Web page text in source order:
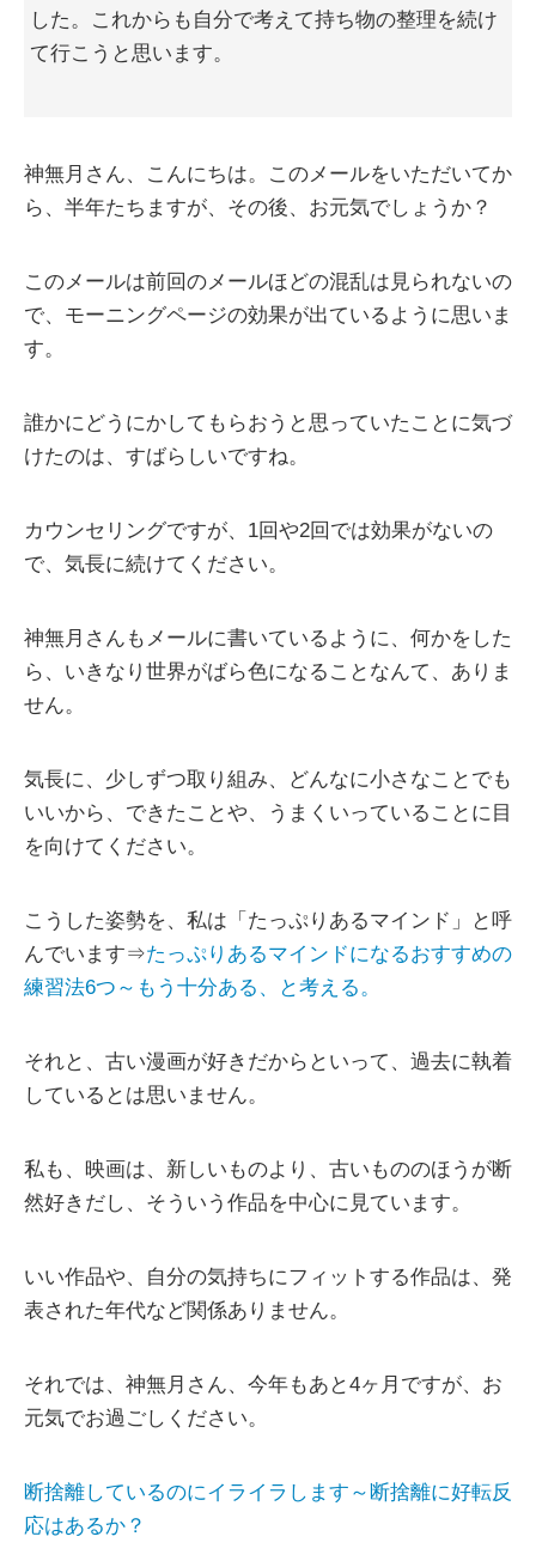
した。これからも自分で考えて持ち物の整理を続け
て行こうと思います。
神無月さん、こんにちは。このメールをいただいてか
ら、半年たちますが、その後、お元気でしょうか？
このメールは前回のメールほどの混乱は見られないの
で、モーニングページの効果が出ているように思いま
す。
誰かにどうにかしてもらおうと思っていたことに気づ
けたのは、すばらしいですね。
カウンセリングですが、1回や2回では効果がないの
で、気長に続けてください。
神無月さんもメールに書いているように、何かをした
ら、いきなり世界がばら色になることなんて、ありま
せん。
気長に、少しずつ取り組み、どんなに小さなことでも
いいから、できたことや、うまくいっていることに目
を向けてください。
こうした姿勢を、私は「たっぷりあるマインド」と呼
んでいます⇒たっぷりあるマインドになるおすすめの
練習法6つ～もう十分ある、と考える。
それと、古い漫画が好きだからといって、過去に執着
しているとは思いません。
私も、映画は、新しいものより、古いもののほうが断
然好きだし、そういう作品を中心に見ています。
いい作品や、自分の気持ちにフィットする作品は、発
表された年代など関係ありません。
それでは、神無月さん、今年もあと4ヶ月ですが、お
元気でお過ごしください。
断捨離しているのにイライラします～断捨離に好転反
応はあるか？